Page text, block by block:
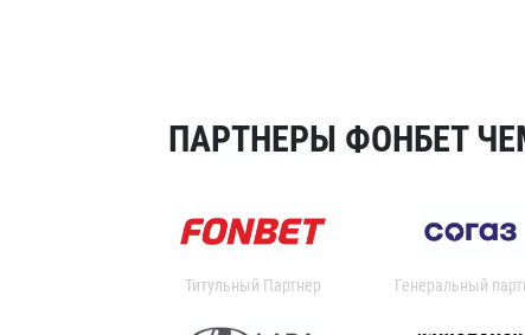
ПАРТНЕРЫ ФОНБЕТ
Титульный Партнер Генеральный